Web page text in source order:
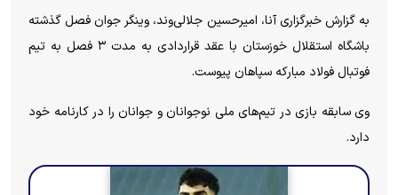
به گزارش خبرگزاری آنا، امیرحسین جلالی‌وند، وینگر جوان فصل گذشته
باشگاه استقلال خوزستان با عقد قراردادی به مدت ۳ فصل به تیم
فوتبال فولاد مبارکه سپاهان پیوست.
وی سابقه بازی در تیم‌های ملی نوجوانان و جوانان را در کارنامه خود
دارد.⁩